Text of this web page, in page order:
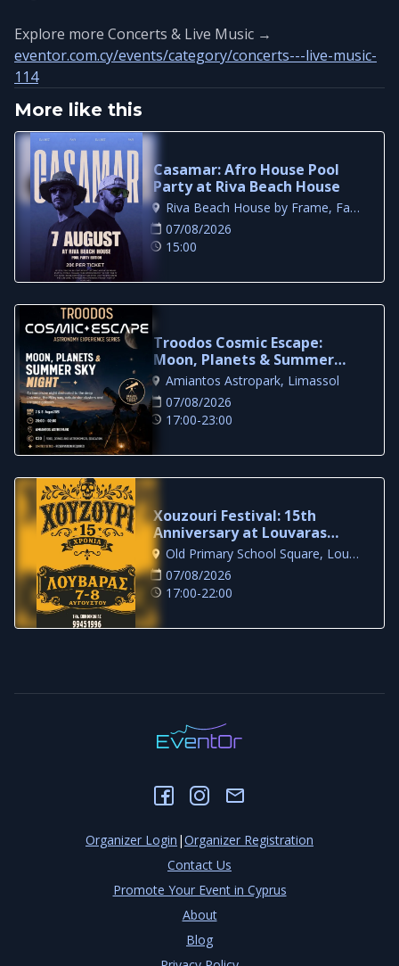
Explore more Concerts & Live Music →
eventor.com.cy/events/category/concerts---live-music-
114
More like this
Casamar: Afro House Pool
Party at Riva Beach House
Riva Beach House by Frame, Famagusta
07/08/2026
15:00
Troodos Cosmic Escape:
Moon, Planets & Summer
Sky Night in Limassol
Amiantos Astropark, Limassol
07/08/2026
17:00-23:00
Xouzouri Festival: 15th
Anniversary at Louvaras
Village
Old Primary School Square, Louvaras
07/08/2026
17:00-22:00
Organizer Login |Organizer Registration
Contact Us
Promote Your Event in Cyprus
About
Blog